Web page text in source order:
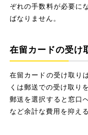
ぞれの手数料が必要に
ばなりません。
在留カードの受け
在留カードの受け取り
くは郵送での受け取り
郵送を選択すると窓口
など余計な費用を抑え